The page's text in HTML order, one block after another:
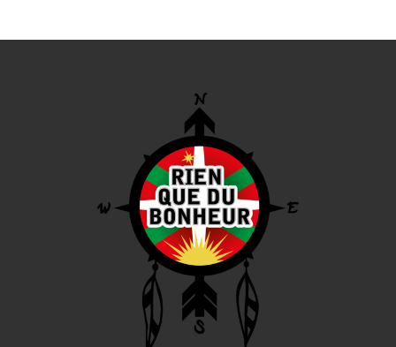
SPORTS EXTRÊMES
Aventures "Rien que du bonheur"